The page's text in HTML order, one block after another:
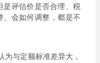
是评估价是否合理、税
、会如何调整，都是不
与定额标准差异大，